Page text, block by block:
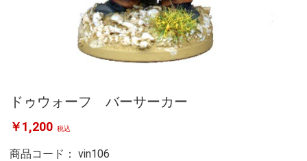
ドゥウォーフ バーサーカー
￥1,200 税込
商品コード： vin106